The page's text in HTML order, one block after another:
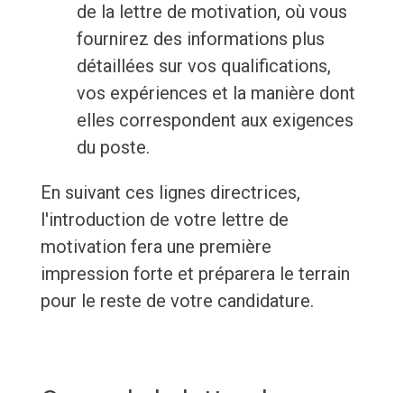
de la lettre de motivation, où vous
fournirez des informations plus
détaillées sur vos qualifications,
vos expériences et la manière dont
elles correspondent aux exigences
du poste.
En suivant ces lignes directrices,
l'introduction de votre lettre de
motivation fera une première
impression forte et préparera le terrain
pour le reste de votre candidature.